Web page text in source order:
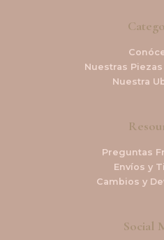
Nuestras
Nuestra
Preguntas
Envíos y
Cambios y
Social